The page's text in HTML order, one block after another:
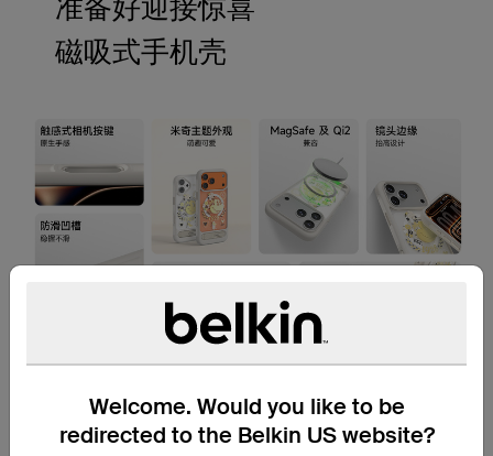
Welcome. Would you like to be
redirected to the Belkin US website?
准备好迎接惊喜
磁吸式手机壳